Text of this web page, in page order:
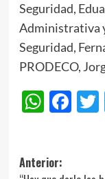
Seguridad,
Administrativa
Seguridad,
PRODECO,
Navegación
Anterior: